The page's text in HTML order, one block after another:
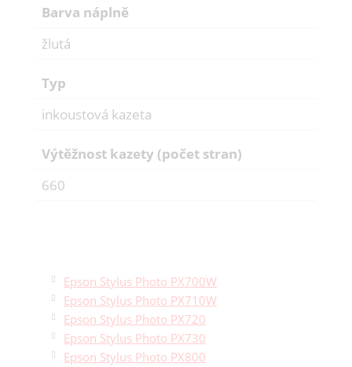
Barva náplně
žlutá
Typ
inkoustová kazeta
Výtěžnost kazety (počet stran)
660
Epson Stylus Photo PX700W
Epson Stylus Photo PX710W
Epson Stylus Photo PX720
Epson Stylus Photo PX730
Epson Stylus Photo PX800